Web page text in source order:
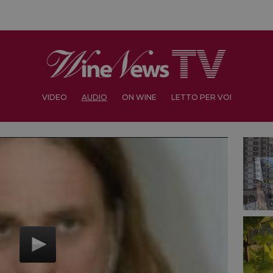
VIDEO AUDIO ON WINE LETTO PER VOI